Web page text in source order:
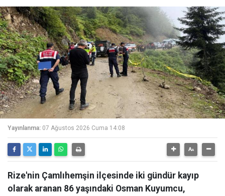
Yayınlanma: 07 Ağustos 2026 Cuma 14:08
Rize'nin Çamlıhemşin ilçesinde iki gündür kayıp
olarak aranan 86 yaşındaki Osman Kuyumcu,